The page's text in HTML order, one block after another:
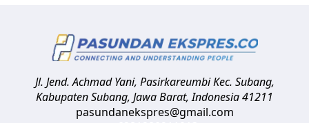
Jl. Jend. Achmad Yani, Pasirkareumbi Kec. Subang,
Kabupaten Subang, Jawa Barat,Indonesia41211
pasundanekspres@gmail.com